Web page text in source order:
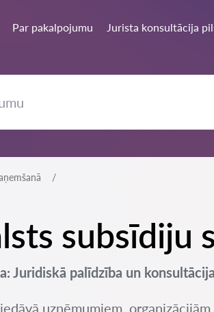
Par pakalpojumu Jurista konsultācija
subsīdiju
Juridiskā palīdzība un
uzņēmumiem, organizācijām